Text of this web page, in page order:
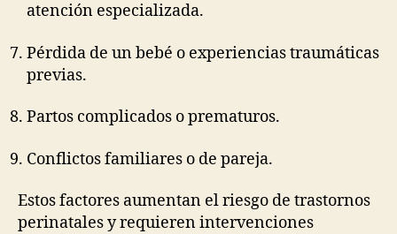
atención especializada.
Pérdida de un bebé o experiencias traumáticas
previas.
Partos complicados o prematuros.
Conflictos familiares o de pareja.
Estos factores aumentan el riesgo de trastornos
perinatales y requieren intervenciones